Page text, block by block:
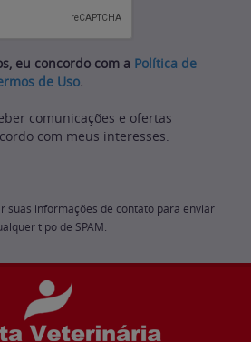
eu concordo com a Política de
de Uso.
comunicações e ofertas
com meus interesses.
suas informações de contato para enviar
tipo de SPAM.